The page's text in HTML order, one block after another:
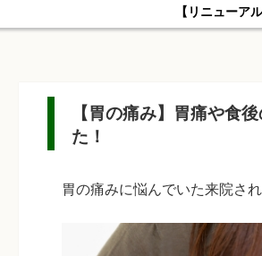
【リニューアルオープンキャンペ
【胃の痛み】胃痛や食
た！
胃の痛みに悩んでいた来院さ